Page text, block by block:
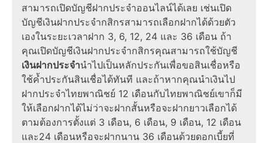
สามารถเปิดบัญชีฝากประจําออนไลน์ได้เลย เช่นเปิด
บัญชีเงินฝากประจํากสิกรสามารถเลือกฝากได้ด้วยตัว
เองในระยะเวลาฝาก 3, 6, 12, 24 และ 36 เดือน ถ้า
คุณเปิดบัญชีเงินฝากประจํากสิกรคุณสามารถใช้บัญชี
เงินฝากประจำนำไปเป็นหลักประกันเพื่อขอสินเชื่อหรือ
ใช้ค้ำประกันสินเชื่อได้ทันที และถ้าหากคุณนำเงินไป
ฝากประจําไทยพาณิชย์ 12 เดือนกับไทยพาณิชย์เขาก็มี
ให้เลือกฝากได้ไม่ว่าจะฝากสั้นหรือจะฝากยาวเลือกได้
ตามต้องการตั้งแต่ 3 เดือน, 6 เดือน, 9 เดือน, 12 เดือน
และ24 เดือนหรือจะฝากนาน 36 เดือนด้วยดอกเบี้ยที่